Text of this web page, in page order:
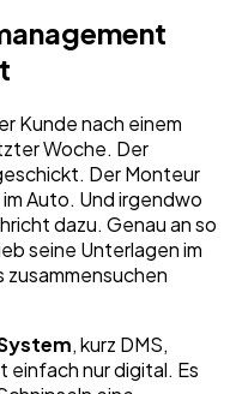
Kunde nach einem
Woche. Der
Der Monteur
Auto. Und irgendwo
dazu. Genau an so
seine Unterlagen im
, kurz DMS,
einfach nur digital. Es